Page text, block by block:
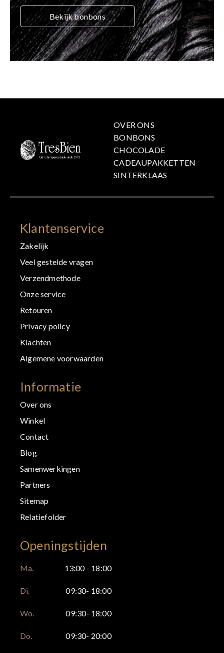
Bekijk bonbons
OVER ONS
BONBONS
CHOCOLADE
CADEAUPAKKETTEN
SINTERKLAAS
Klantenservice
Zakelijk
Veel gestelde vragen
Verzendmethode
Onze service
Retouren
Privacy policy
Klachten
Algemene voorwaarden
Informatie
Over ons
Winkel
Contact
Blog
Samenwerkingen
Partners
Sitemap
Relatiefolder
Openingstijden
Ma. 13:00 - 18:00
Di. 09:30- 18:00
Wo. 09:30- 18:00
Do. 09:30- 20:00